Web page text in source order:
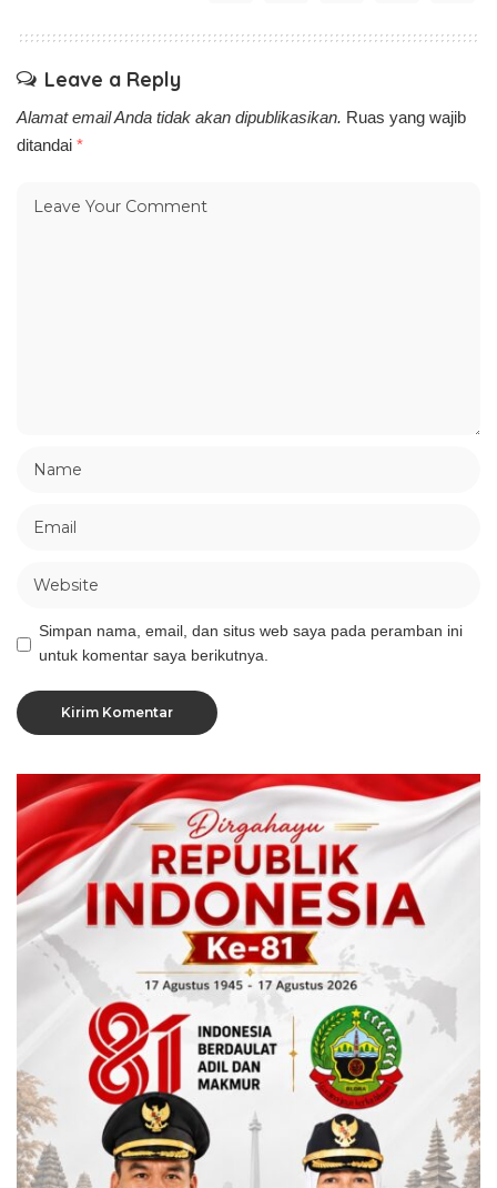
Leave a Reply
Alamat email Anda tidak akan dipublikasikan. Ruas yang wajib
ditandai *
Simpan nama, email, dan situs web saya pada peramban ini
untuk komentar saya berikutnya.